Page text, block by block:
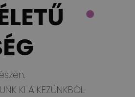
KI A KEZÜNKBŐL.